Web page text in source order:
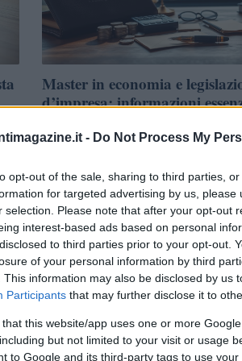
- Do Not Process My
opt-out of the sale, sharing to third parties,
for targeted advertising by us,
selection. Please note that after your opt-out
interest-based ads based on personal
to third parties prior to your opt-out.
of your personal information by third
This information may also be disclosed by us
Participants that may further disclose it to
that this website/app uses one or more
but not limited to your visit or usage
to Google and its third-party tags to use
Master in economia e
d’impresa: informazioni
Una guida compatta al corso di laurea
percorsi di ammissione e documentazione
Susanna Capelli · 16 Apr 2026
FINANZA